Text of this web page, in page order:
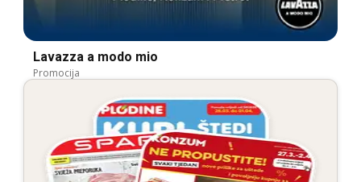
Lavazza a modo mio
Promocija